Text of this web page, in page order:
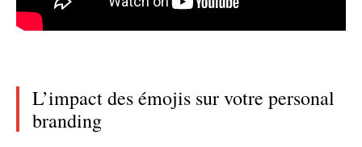
L’impact des émojis sur votre personal
branding